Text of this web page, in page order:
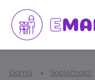
Domů Společnosti